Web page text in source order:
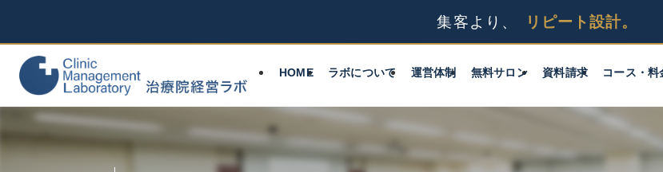
HOME ラボについて 運営体制 無料サロン 資料請求 コース・料